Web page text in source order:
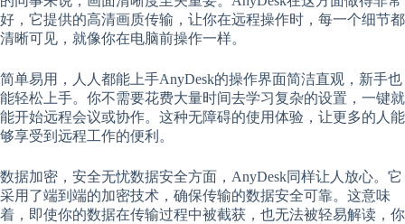
好，它提供的高清画质传输，让你在远程操作时，每一个细节都
清晰可见，就像你在电脑前操作一样。
简单易用，人人都能上手AnyDesk的操作界面简洁直观，新手也
能轻松上手。你不需要花费大量时间去学习复杂的设置，一键就
能开始远程会议或协作。这种无障碍的使用体验，让更多的人能
够享受到远程工作的便利。
数据加密，安全无忧数据安全方面，AnyDesk同样让人放心。它
采用了端到端的加密技术，确保传输的数据安全可靠。这意味
着，即使你的数据在传输过程中被截获，也无法被轻易解读，你